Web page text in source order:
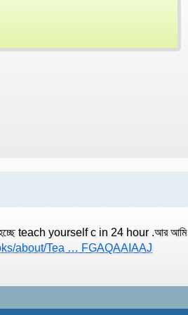
হচ্ছে teach yourself c in 24 hour .আর আমি
about/Tea … FGAQAAIAAJ